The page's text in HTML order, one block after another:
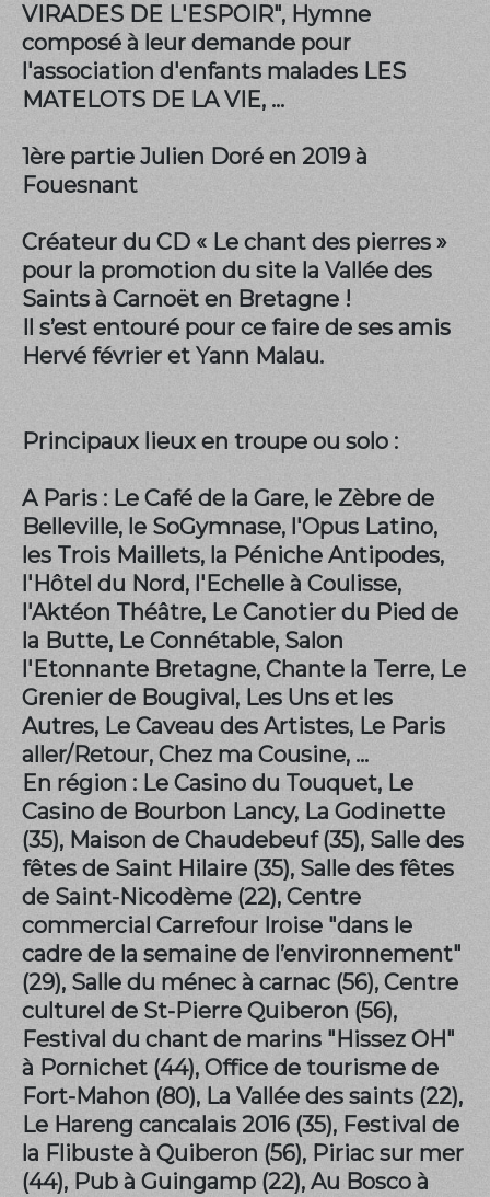
VIRADES DE L'ESPOIR", Hymne
composé à leur demande pour
l'association d'enfants malades LES
MATELOTS DE LA VIE, ...
1ère partie Julien Doré en 2019 à
Fouesnant
Créateur du CD « Le chant des pierres »
pour la promotion du site la Vallée des
Saints à Carnoët en Bretagne !
Il s’est entouré pour ce faire de ses amis
Hervé février et Yann Malau.
Principaux lieux en troupe ou solo :
A Paris : Le Café de la Gare, le Zèbre de
Belleville, le SoGymnase, l'Opus Latino,
les Trois Maillets, la Péniche Antipodes,
l'Hôtel du Nord, l'Echelle à Coulisse,
l'Aktéon Théâtre, Le Canotier du Pied de
la Butte, Le Connétable, Salon
l'Etonnante Bretagne, Chante la Terre, Le
Grenier de Bougival, Les Uns et les
Autres, Le Caveau des Artistes, Le Paris
aller/Retour, Chez ma Cousine, ...
En région : Le Casino du Touquet, Le
Casino de Bourbon Lancy, La Godinette
(35), Maison de Chaudebeuf (35), Salle des
fêtes de Saint Hilaire (35), Salle des fêtes
de Saint-Nicodème (22), Centre
commercial Carrefour Iroise "dans le
cadre de la semaine de l’environnement"
(29), Salle du ménec à carnac (56), Centre
culturel de St-Pierre Quiberon (56),
Festival du chant de marins "Hissez OH"
à Pornichet (44), Office de tourisme de
Fort-Mahon (80), La Vallée des saints (22),
Le Hareng cancalais 2016 (35), Festival de
la Flibuste à Quiberon (56), Piriac sur mer
(44), Pub à Guingamp (22), Au Bosco à